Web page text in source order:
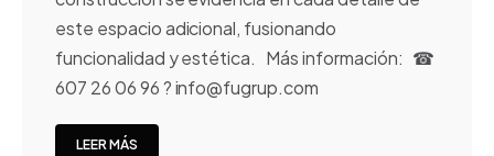
este espacio adicional, fusionando
funcionalidad y estética. Más información: ☎
607 26 06 96 ? info@fugrup.com
LEER MÁS